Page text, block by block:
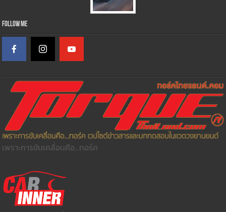
Follow Me
เพราะการขับเคลื่อนคือ...ทอร์ค